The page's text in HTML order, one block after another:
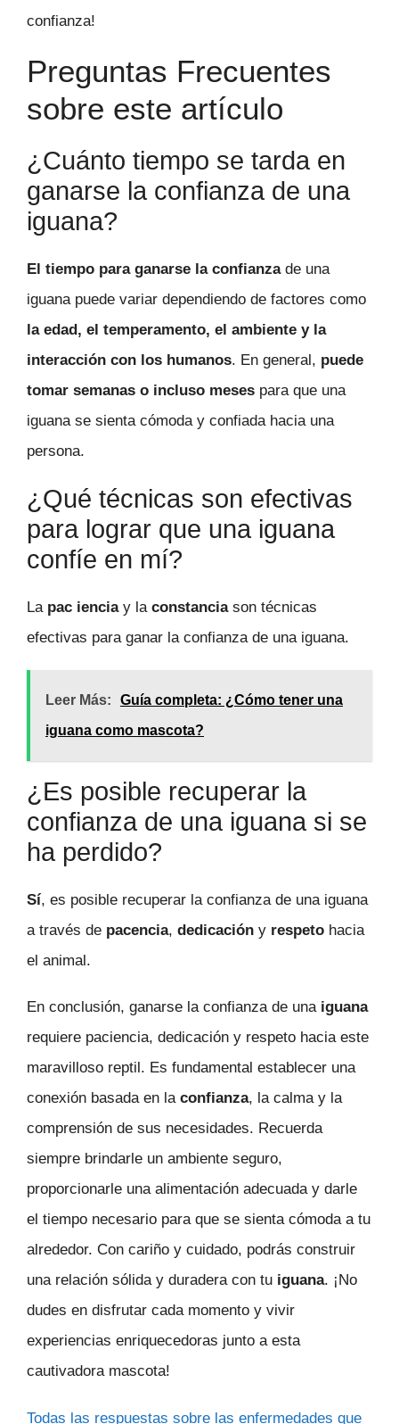
confianza!
Preguntas Frecuentes
sobre este artículo
¿Cuánto tiempo se tarda en
ganarse la confianza de una
iguana?
El tiempo para ganarse la confianzade una
iguana puede variar dependiendo de factores como
la edad, el temperamento, el ambiente y la
interacción con los humanos. En general, puede
tomar semanas o incluso meses para que una
iguana se sienta cómoda y confiada hacia una
persona.
¿Qué técnicas son efectivas
para lograr que una iguana
confíe en mí?
La pac ienciay la constanciason técnicas
efectivas para ganar la confianza de una iguana.
Leer Más:
Guía completa: ¿Cómo tener una
iguana como mascota?
¿Es posible recuperar la
confianza de una iguana si se
ha perdido?
Sí, es posible recuperar la confianza de una iguana
a través de pacencia, dedicación y respeto hacia
el animal.
En conclusión, ganarse la confianza de una iguana
requiere paciencia, dedicación y respeto hacia este
maravilloso reptil. Es fundamental establecer una
conexión basada en la confianza, la calma y la
comprensión de sus necesidades. Recuerda
siempre brindarle un ambiente seguro,
proporcionarle una alimentación adecuada y darle
el tiempo necesario para que se sienta cómoda a tu
alrededor. Con cariño y cuidado, podrás construir
una relación sólida y duradera con tu iguana. ¡No
dudes en disfrutar cada momento y vivir
experiencias enriquecedoras junto a esta
cautivadora mascota!
Todas las respuestas sobre las enfermedades que